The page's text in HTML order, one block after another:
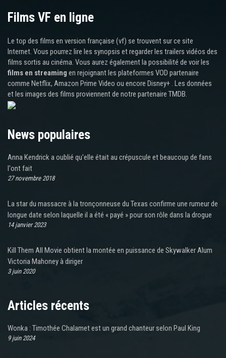
Films VF en ligne
Le top des films en version française (vf) se trouvent sur ce site
Internet. Vous pourrez lire les synopsis et regarder les trailers vidéos des
films sortis au cinéma. Vous aurez également la possibilité de voir les
films en streaming en rejoignant les plateformes VOD partenaire
comme Netflix, Amazon Prime Video ou encore Disney+ . Les données
et les images des films proviennent de notre partenaire TMDB.
News populaires
Anna Kendrick a oublié qu'elle était au crépuscule et beaucoup de fans
l'ont fait
27 novembre 2018
La star du massacre à la tronçonneuse du Texas confirme une rumeur de
longue date selon laquelle il a été « payé » pour son rôle dans la drogue
14 janvier 2023
Kill Them All Movie obtient la montée en puissance de Skywalker Alum
Victoria Mahoney à diriger
3 juin 2020
Articles récents
Wonka : Timothée Chalamet est un grand chanteur selon Paul King
9 juin 2024